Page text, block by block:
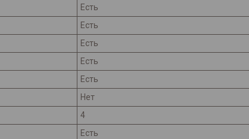
Есть
Есть
Есть
Есть
Есть
Нет
4
Есть